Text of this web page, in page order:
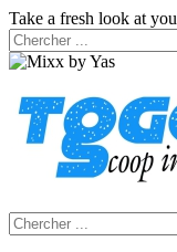
Take a fresh look at